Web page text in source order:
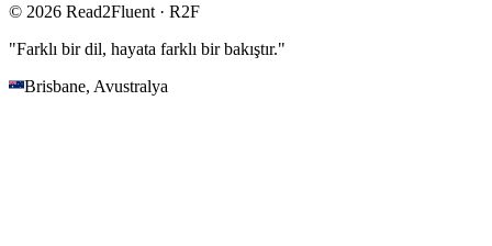
© 2026 Read2Fluent · R2F
"Farklı bir dil, hayata farklı bir bakıştır."
Brisbane, Avustralya